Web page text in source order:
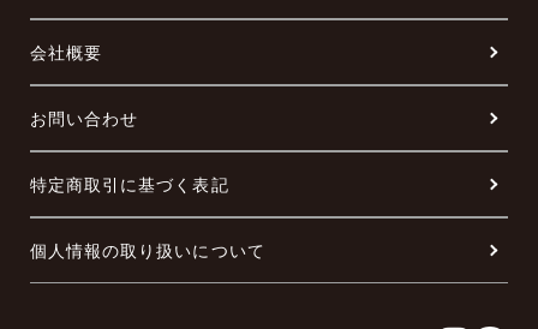
会社概要
お問い合わせ
特定商取引に基づく表記
個人情報の取り扱いについて